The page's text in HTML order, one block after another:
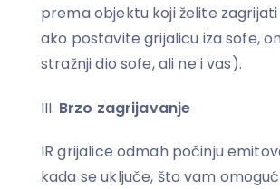
prema objektu koji želite
ako postavite grijalicu iza sofe,
stražnji dio sofe, ali ne i vas).
Brzo zagrijavanje
IR grijalice odmah počinju
kada se uključe, što vam